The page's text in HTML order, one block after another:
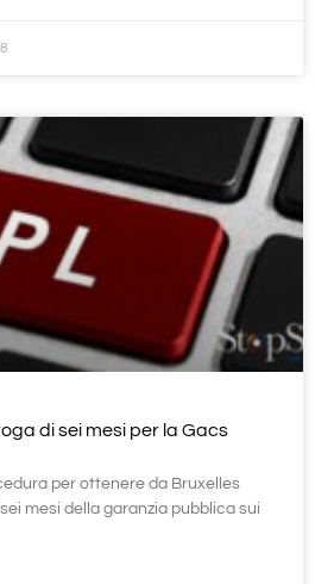
di sei mesi per la Gacs
per ottenere da Bruxelles
mesi della garanzia pubblica sui